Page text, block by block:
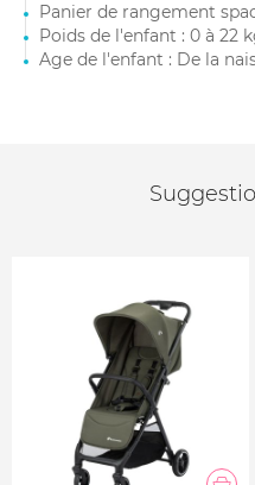
Panier de rangement
Poids de l'enfant : 0 à 22
Age de l'enfant : De la